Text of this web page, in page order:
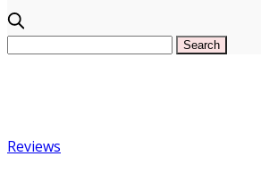
Reviews